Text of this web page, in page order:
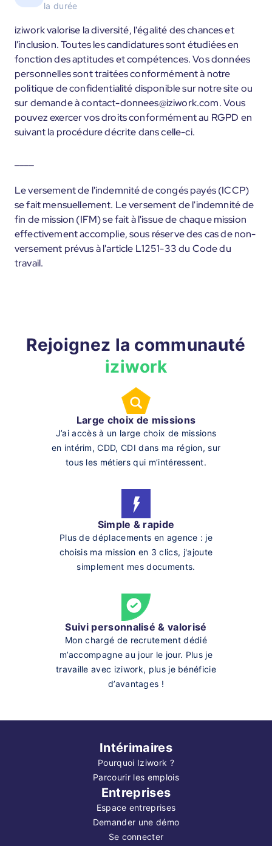
la durée
iziwork valorise la diversité, l'égalité des chances et
l'inclusion. Toutes les candidatures sont étudiées en
fonction des aptitudes et compétences. Vos données
personnelles sont traitées conformément à notre
politique de confidentialité disponible sur notre site ou
sur demande à contact-donnees@iziwork.com. Vous
pouvez exercer vos droits conformément au RGPD en
suivant la procédure décrite dans celle-ci.
Le versement de l'indemnité de congés payés (ICCP)
se fait mensuellement. Le versement de l'indemnité de
fin de mission (IFM) se fait à l'issue de chaque mission
effectivement accomplie, sous réserve des cas de non-
versement prévus à l'article L1251-33 du Code du
travail.
Rejoignez la communauté
iziwork
Large choix de missions
J’ai accès à un large choix de missions
en intérim, CDD, CDI dans ma région, sur
tous les métiers qui m’intéressent.
Simple & rapide
Plus de déplacements en agence : je
choisis ma mission en 3 clics, j'ajoute
simplement mes documents.
Suivi personnalisé & valorisé
Mon chargé de recrutement dédié
m’accompagne au jour le jour. Plus je
travaille avec iziwork, plus je bénéficie
d’avantages !
Intérimaires
Pourquoi Iziwork ?
Parcourir les emplois
Entreprises
Espace entreprises
Demander une démo
Se connecter